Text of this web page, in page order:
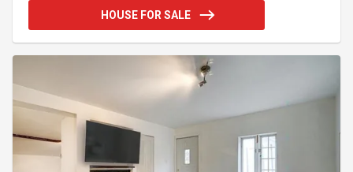
responsabilité de l'ACHETEUR qui devra s'informer
auprès des autorités compétentes. Charmante
Proximité du Cégep et de tous les services. Gran
HOUSE FOR SALE